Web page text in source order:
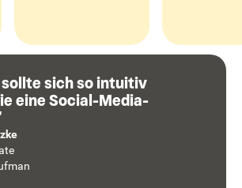
sollte sich so intuitiv
eine Social-Media-